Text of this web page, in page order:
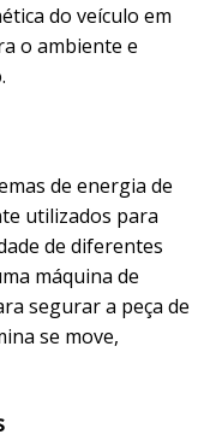
do veículo em
o ambiente e
de energia de
utilizados para
de diferentes
máquina de
segurar a peça de
se move,